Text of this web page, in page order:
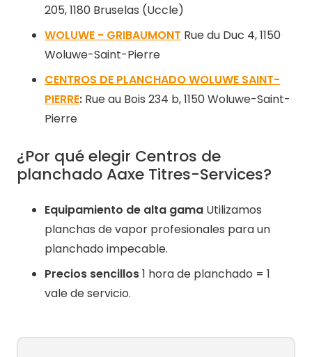
205, 1180 Bruselas (Uccle)
WOLUWE - GRIBAUMONT Rue du Duc 4, 1150
Woluwe-Saint-Pierre
CENTROS DE PLANCHADO WOLUWE SAINT-
PIERRE: Rue au Bois 234 b, 1150 Woluwe-Saint-
Pierre
¿Por qué elegir Centros de
planchado Aaxe Titres-Services?
Equipamiento de alta gama Utilizamos
planchas de vapor profesionales para un
planchado impecable.
Precios sencillos1 hora de planchado = 1
vale de servicio.